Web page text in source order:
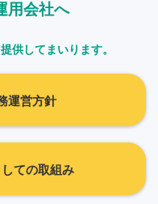
用会社へ
供してまいります。
運営方針
ての取組み